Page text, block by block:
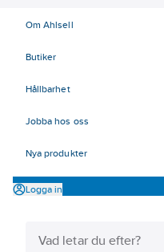
Om Ahlsell
Butiker
Hållbarhet
Jobba hos oss
Nya produkter
Logga in